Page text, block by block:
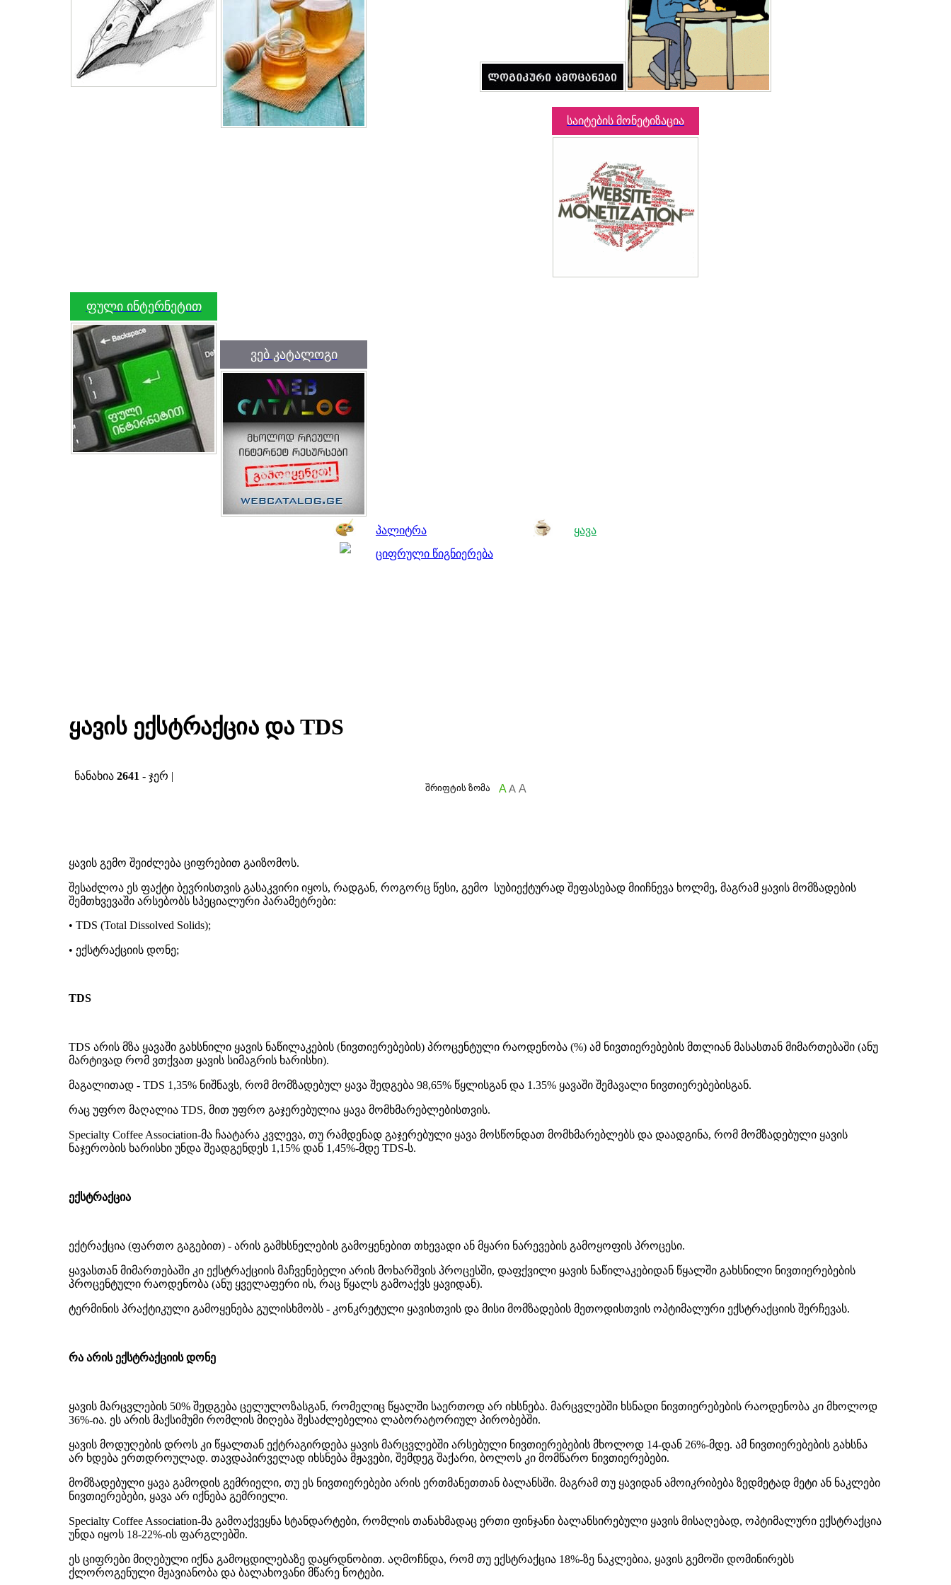
საიტების მონეტიზაცია
ფული ინტერნეტით
ვებ კატალოგი
პალიტრა
ყავა
ციფრული წიგნიერება
ყავის ექსტრაქცია და TDS
ნანახია 2641 - ჯერ |
შრიფტის ზომა A A A
ყავის გემო შეიძლება ციფრებით გაიზომოს.
შესაძლოა ეს ფაქტი ბევრისთვის გასაკვირი იყოს, რადგან, როგორც წესი, გემო სუბიექტურად შეფასებად მიიჩნევა ხოლმე, მაგრამ ყავის მომზადების
შემთხვევაში არსებობს სპეციალური პარამეტრები:
• TDS (Total Dissolved Solids);
• ექსტრაქციის დონე;
TDS
TDS არის მზა ყავაში გახსნილი ყავის ნაწილაკების (ნივთიერებების) პროცენტული რაოდენობა (%) ამ ნივთიერებების მთლიან მასასთან მიმართებაში (ანუ
მარტივად რომ ვთქვათ ყავის სიმაგრის ხარისხი).
მაგალითად - TDS 1,35% ნიშნავს, რომ მომზადებულ ყავა შედგება 98,65% წყლისგან და 1.35% ყავაში შემავალი ნივთიერებებისგან.
რაც უფრო მაღალია TDS, მით უფრო გაჯერებულია ყავა მომხმარებლებისთვის.
Specialty Coffee Association-მა ჩაატარა კვლევა, თუ რამდენად გაჯერებული ყავა მოსწონდათ მომხმარებლებს და დაადგინა, რომ მომზადებული ყავის
ნაჯერობის ხარისხი უნდა შეადგენდეს 1,15% დან 1,45%-მდე TDS-ს.
ექსტრაქცია
ექტრაქცია (ფართო გაგებით) - არის გამხსნელების გამოყენებით თხევადი ან მყარი ნარევების გამოყოფის პროცესი.
ყავასთან მიმართებაში კი ექსტრაქციის მაჩვენებელი არის მოხარშვის პროცესში, დაფქვილი ყავის ნაწილაკებიდან წყალში გახსნილი ნივთიერებების
პროცენტული რაოდენობა (ანუ ყველაფერი ის, რაც წყალს გამოაქვს ყავიდან).
ტერმინის პრაქტიკული გამოყენება გულისხმობს - კონკრეტული ყავისთვის და მისი მომზადების მეთოდისთვის ოპტიმალური ექსტრაქციის შერჩევას.
რა არის ექსტრაქციის დონე
ყავის მარცვლების 50% შედგება ცელულოზასგან, რომელიც წყალში საერთოდ არ იხსნება. მარცვლებში ხსნადი ნივთიერებების რაოდენობა კი მხოლოდ
36%-ია. ეს არის მაქსიმუმი რომლის მიღება შესაძლებელია ლაბორატორიულ პირობებში.
ყავის მოდუღების დროს კი წყალთან ექტრაგირდება ყავის მარცვლებში არსებული ნივთიერებების მხოლოდ 14-დან 26%-მდე. ამ ნივთიერებების გახსნა
არ ხდება ერთდროულად. თავდაპირველად იხსნება მჟავები, შემდეგ შაქარი, ბოლოს კი მომწარო ნივთიერებები.
მომზადებული ყავა გამოდის გემრიელი, თუ ეს ნივთიერებები არის ერთმანეთთან ბალანსში. მაგრამ თუ ყავიდან ამოიკრიბება ზედმეტად მეტი ან ნაკლები
ნივთიერებები, ყავა არ იქნება გემრიელი.
Specialty Coffee Association-მა გამოაქვეყნა სტანდარტები, რომლის თანახმადაც ერთი ფინჯანი ბალანსირებული ყავის მისაღებად, ოპტიმალური ექსტრაქცია
უნდა იყოს 18-22%-ის ფარგლებში.
ეს ციფრები მიღებული იქნა გამოცდილებაზე დაყრდნობით. აღმოჩნდა, რომ თუ ექსტრაქცია 18%-ზე ნაკლებია, ყავის გემოში დომინირებს
ქლოროგენული მჟავიანობა და ბალახოვანი მწარე ნოტები.